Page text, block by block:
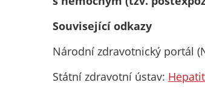
Související odkazy
Národní zdravotnický portál
Státní zdravotní ústav: